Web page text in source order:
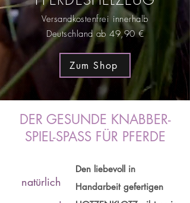
Versandkostenfrei innerhalb
Deutschland ab 49,90 €
Zum Shop
DER GESUNDE KNABBER-
SPIEL-SPASS FÜR PFERDE
natürlich
Den liebevoll in
Handarbeit gefertigen